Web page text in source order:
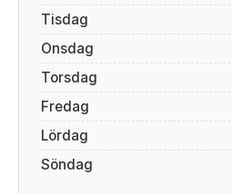
Tisdag
Onsdag
Torsdag
Fredag
Lördag
Söndag